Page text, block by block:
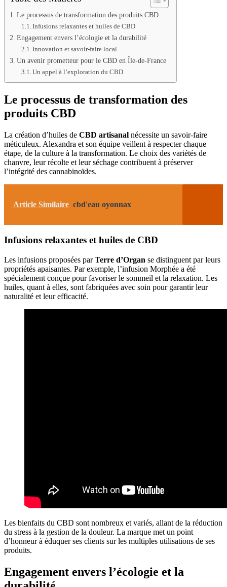
Le processus de transformation des produits CBD
Infusions relaxantes et huiles de CBD
Engagement envers l’écologie et la durabilité
Innovation et savoir-faire local
Un avenir prometteur pour le CBD en Île-de-France
Un appel à l’exploration du CBD
Le processus de transformation des
produits CBD
La création d’huiles de CBD artisanal nécessite un savoir-faire
méticuleux. Alexandra et son équipe veillent à respecter chaque
étape, de la culture à la transformation. Le choix des variétés de
chanvre, leur récolte et leur séchage contribuent à préserver
l’intégrité des cannabinoïdes.
Article Similaire cbd'eau oyonnax
Infusions relaxantes et huiles de CBD
Les infusions proposées parTerre d’Organ se distinguent par leurs
propriétés apaisantes. Par exemple, l’infusion Morphée a été
spécialement conçue pour favoriser le sommeil et la relaxation. Les
huiles, quant à elles, sont fabriquées avec soin pour garantir leur
naturalité et leur efficacité.
Les bienfaits du CBD sont nombreux et variés, allant de la réduction
du stress à la gestion de la douleur. La marque met un point
d’honneur à éduquer ses clients sur les multiples utilisations de ses
produits.
Engagement envers l’écologie et la